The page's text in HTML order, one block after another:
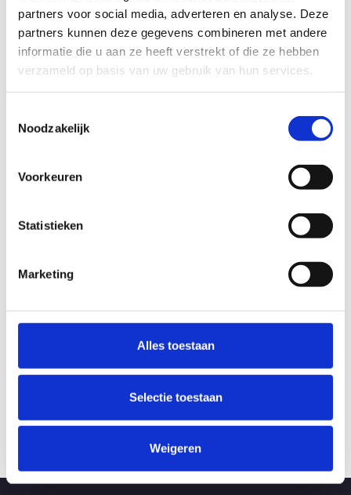
partners voor social media, adverteren en analyse. Deze
partners kunnen deze gegevens combineren met andere
informatie die u aan ze heeft verstrekt of die ze hebben
verzameld op basis van uw gebruik van hun services.
Noodzakelijk
Voorkeuren
Statistieken
Marketing
Alles toestaan
Selectie toestaan
Weigeren
Kleur Staal
Rubber Met rubber
Maak uw klus compleet met deze items
450mm naar Ø 400mm
400 mm
Brandklep Ø450
Artikelnr.: CR2.450